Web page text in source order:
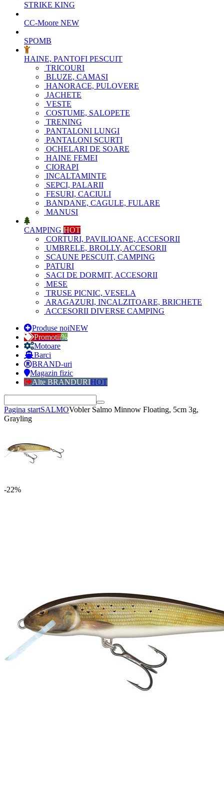
STRIKE KING
CC-Moore NEW
SPOMB
HAINE, PANTOFI PESCUIT
TRICOURI
BLUZE, CAMASI
HANORACE, PULOVERE
JACHETE
VESTE
COSTUME, SALOPETE
TRENING
PANTALONI LUNGI
PANTALONI SCURTI
OCHELARI DE SOARE
HAINE FEMEI
CIORAPI
INCALTAMINTE
SEPCI, PALARII
FESURI, CACIULI
BANDANE, CAGULE, FULARE
MANUSI
CAMPING HOT
CORTURI, PAVILIOANE, ACCESORII
UMBRELE, BROLLY, ACCESORII
SCAUNE PESCUIT, CAMPING
PATURI
SACI DE DORMIT, ACCESORII
MESE
TRUSE PICNIC, VESELA
ARAGAZURI, INCALZITOARE, BRICHETE
ACCESORII DIVERSE CAMPING
Produse noiNEW
Promotii%
Motoare
Barci
BRAND-uri
Magazin fizic
Alte BRANDURIHOT
Pagina startSALMOVobler Salmo Minnow Floating, 5cm 3g,
Grayling
-22%